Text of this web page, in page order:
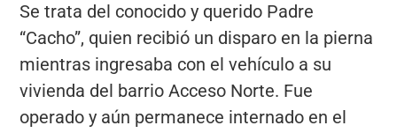
Se trata del conocido y querido Padre
“Cacho”, quien recibió un disparo en la pierna
mientras ingresaba con el vehículo a su
vivienda del barrio Acceso Norte. Fue
operado y aún permanece internado en el